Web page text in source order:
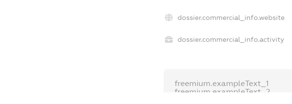
dossier.commercial_info.website
dossier.commercial_info.activity
freemium.exampleText_1
freemium.exampleText_2